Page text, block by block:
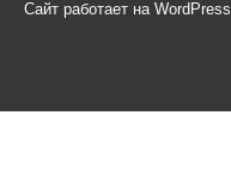
Сайт работает на WordPress